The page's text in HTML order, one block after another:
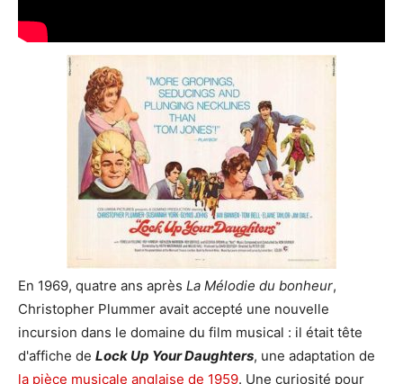
En 1969, quatre ans après La Mélodie du bonheur,
Christopher Plummer avait accepté une nouvelle
incursion dans le domaine du film musical : il était tête
d'affiche de Lock Up Your Daughters, une adaptation de
la pièce musicale anglaise de 1959. Une curiosité pour